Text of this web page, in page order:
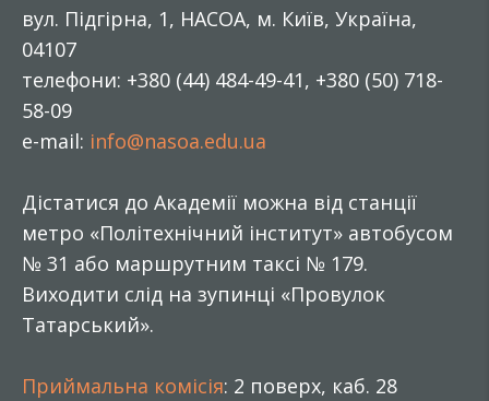
вул. Підгірна, 1, НАСОА, м. Київ, Україна,
04107
телефони: +380 (44) 484-49-41, +380 (50) 718-
58-09
e-mail: info@nasoa.edu.ua
Дістатися до Академії можна від станції
метро «Політехнічний інститут» автобусом
№ 31 або маршрутним таксі № 179.
Виходити слід на зупинці «Провулок
Татарський».
Приймальна комісія: 2 поверх, каб. 28